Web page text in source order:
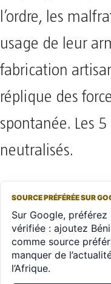
l’ordre, les
usage de leur
fabrication
réplique des
spontanée. Les
neutralisés.
SOURCE PRÉFÉRÉE SUR
Sur Google,
vérifiée : ajoutez
comme source
manquer de
l’Afrique.